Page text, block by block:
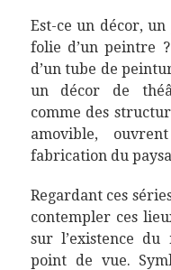
Est-ce un décor,
folie d’un peintre
d’un tube de
un décor de
comme des
amovible,
fabrication du
Regardant ces
contempler ces
sur l’existence
point de vue.